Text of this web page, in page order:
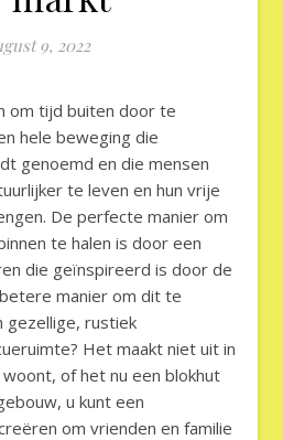
9, 2022
om tijd buiten door te
hele beweging die
genoemd en die mensen
te leven en hun vrije
De perfecte manier om
te halen is door een
die geïnspireerd is door de
manier om dit te
gezellige, rustiek
Het maakt niet uit in
of het nu een blokhut
u kunt een
om vrienden en familie